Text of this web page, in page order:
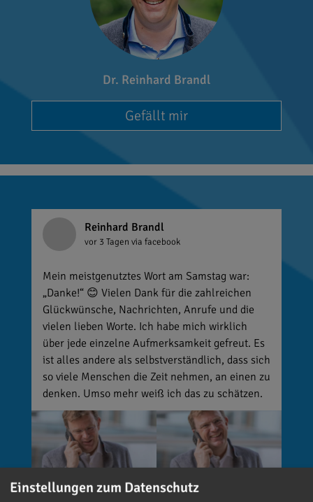
Dr. Reinhard Brandl
Gefällt mir
Reinhard Brandl
vor 3 Tagen via facebook
Mein meistgenutztes Wort am Samstag war:
„Danke!“ 😊 Vielen Dank für die zahlreichen
Glückwünsche, Nachrichten, Anrufe und die
vielen lieben Worte. Ich habe mich wirklich
über jede einzelne Aufmerksamkeit gefreut. Es
ist alles andere als selbstverständlich, dass sich
so viele Menschen die Zeit nehmen, an einen zu
denken. Umso mehr weiß ich das zu schätzen.
Einstellungen zum Datenschutz